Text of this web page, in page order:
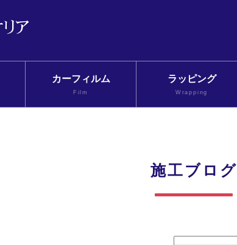
カーフィルム
Film
ラッピング
Wrapping
施工ブログ